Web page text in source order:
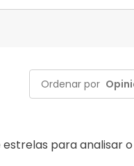
Ordenar por
estrelas para analisar